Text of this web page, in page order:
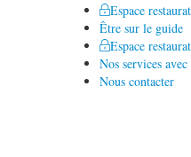
Espace
Être sur le guide
Espace
Nos services
Nous contacter